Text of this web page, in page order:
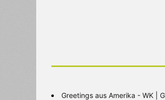
Greetings aus Amerika - WK |